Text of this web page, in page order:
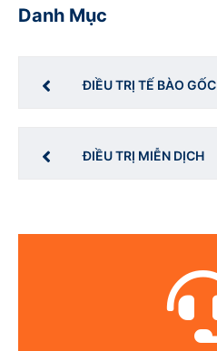
Danh Mục
ĐIỀU TRỊ TẾ BÀO GỐC
ĐIỀU TRỊ MIỄN DỊCH